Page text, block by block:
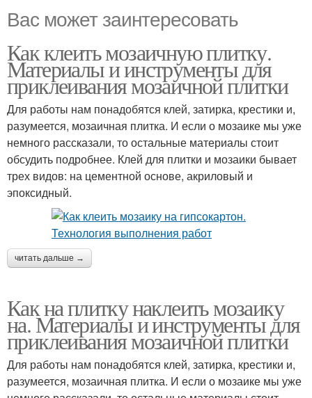
Вас может заинтересовать
Как клеить мозаичную плитку.
Материалы и инструменты для
приклеивания мозаичной плитки
Для работы нам понадобятся клей, затирка, крестики и,
разумеется, мозаичная плитка. И если о мозаике мы уже
немного рассказали, то остальные материалы стоит
обсудить подробнее. Клей для плитки и мозаики бывает
трех видов: на цементной основе, акриловый и
эпоксидный.
читать дальше →
Как на плитку наклеить мозаику
на. Материалы и инструменты для
приклеивания мозаичной плитки
Для работы нам понадобятся клей, затирка, крестики и,
разумеется, мозаичная плитка. И если о мозаике мы уже